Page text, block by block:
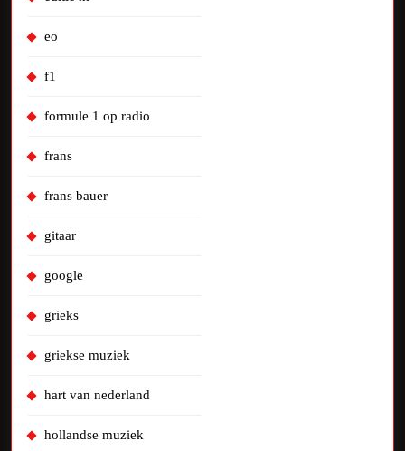
eo
f1
formule 1 op radio
frans
frans bauer
gitaar
google
grieks
griekse muziek
hart van nederland
hollandse muziek